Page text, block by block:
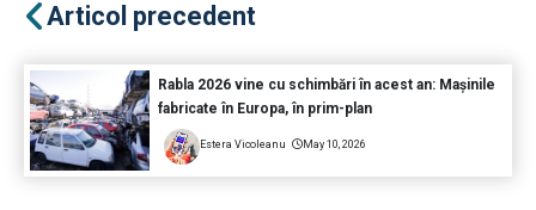
Articol precedent
Rabla 2026 vine cu schimbări în acest an: Mașinile
fabricate în Europa, în prim-plan
Estera Vicoleanu May 10, 2026